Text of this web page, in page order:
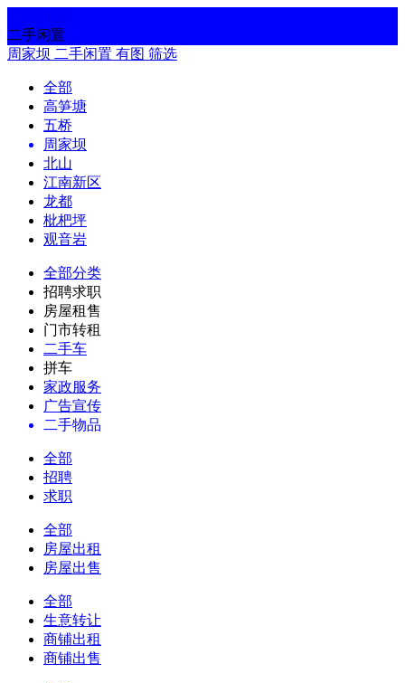
二手闲置
周家坝 二手闲置 有图 筛选
全部
高笋塘
五桥
周家坝
北山
江南新区
龙都
枇杷坪
观音岩
全部分类
招聘求职
房屋租售
门市转租
二手车
拼车
家政服务
广告宣传
二手物品
全部
招聘
求职
全部
房屋出租
房屋出售
全部
生意转让
商铺出租
商铺出售